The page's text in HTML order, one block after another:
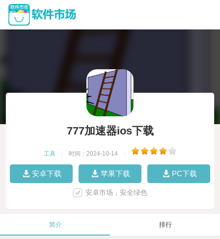
777加速器ios下载
工具 时间：2024-10-14
安卓下载 苹果下载 PC下载
安卓市场，安全绿色
简介 排行